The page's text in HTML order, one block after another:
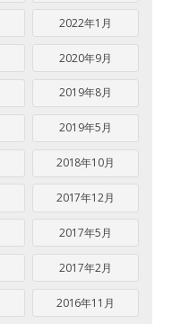
2022年1月
2020年9月
2019年8月
2019年5月
2018年10月
2017年12月
2017年5月
2017年2月
2016年11月